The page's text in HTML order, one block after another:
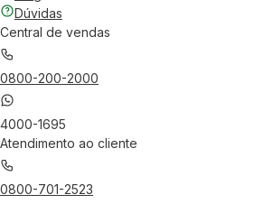
Dúvidas
Central de vendas
0800-200-2000
4000-1695
Atendimento ao cliente
0800-701-2523